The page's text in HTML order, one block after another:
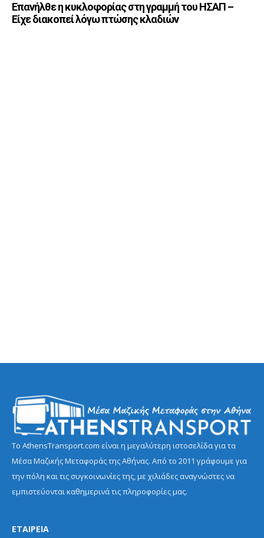
Επανήλθε η κυκλοφορίας στη γραμμή του ΗΣΑΠ –
Είχε διακοπεί λόγω πτώσης κλαδιών
Το AthensTransport.com είναι η μεγαλύτερη ιστοσελίδα για τα
Μέσα Μαζικής Μεταφοράς της Αθήνας. Από το 2011 γράφουμε για
την πόλη και τις συγκοινωνίες της, με χιλιάδες αναγνώστες να
εμπιστεύονται καθημερινά τις πληροφορίες μας.
ΕΤΑΙΡΕΙΑ